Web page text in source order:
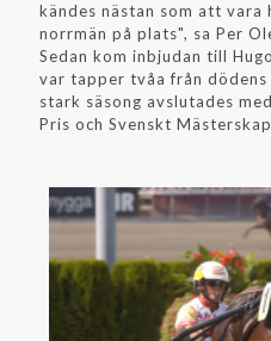
kändes nästan som att vara
norrmän på plats", sa Per
Sedan kom inbjudan till
var tapper tvåa från dödens
stark säsong avslutades
Pris och Svenskt